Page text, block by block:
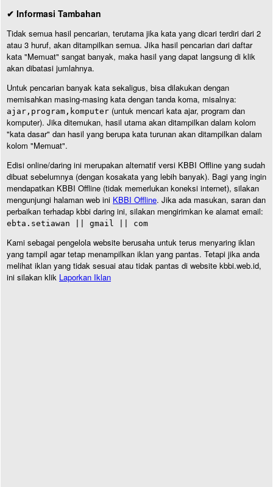
✔ Informasi Tambahan
Tidak semua hasil pencarian, terutama jika kata yang dicari terdiri dari 2
atau 3 huruf, akan ditampilkan semua. Jika hasil pencarian dari daftar
kata "Memuat" sangat banyak, maka hasil yang dapat langsung di klik
akan dibatasi jumlahnya.
Untuk pencarian banyak kata sekaligus, bisa dilakukan dengan
memisahkan masing-masing kata dengan tanda koma, misalnya:
ajar,program,komputer (untuk mencari kata ajar, program dan
komputer). Jika ditemukan, hasil utama akan ditampilkan dalam kolom
"kata dasar" dan hasil yang berupa kata turunan akan ditampilkan dalam
kolom "Memuat".
Edisi online/daring ini merupakan alternatif versi KBBI Offline yang sudah
dibuat sebelumnya (dengan kosakata yang lebih banyak). Bagi yang ingin
mendapatkan KBBI Offline (tidak memerlukan koneksi internet), silakan
mengunjungi halaman web ini KBBI Offline. Jika ada masukan, saran dan
perbaikan terhadap kbbi daring ini, silakan mengirimkan ke alamat email:
ebta.setiawan || gmail || com
Kami sebagai pengelola website berusaha untuk terus menyaring iklan
yang tampil agar tetap menampilkan iklan yang pantas. Tetapi jika anda
melihat iklan yang tidak sesuai atau tidak pantas di website kbbi.web.id,
ini silakan klik Laporkan Iklan